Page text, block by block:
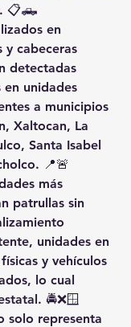
📋🛻
en
y cabeceras
detectadas
en unidades
a municipios
Xaltocan, La
Santa Isabel
📍🚨
más
patrullas sin
unidades en
y vehículos
lo cual
🚔❌🪟
solo representa